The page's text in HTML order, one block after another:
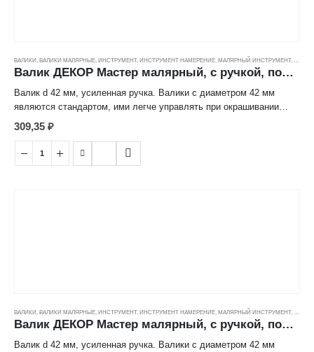
ВАЛИКИ ВАЛИКИ МАЛЯРНЫЕ ИНСТРУМЕНТ, ИНСТРУМЕНТ НАМЕРЕНИЕ МАЛЯРНЫЙ ИНСТРУМЕНТ,
Валик ДЕКОР Мастер малярный, с ручкой, полиамид (12/42/8мм) (180мм)
Валик d 42 мм, усиленная ручка. Валики с диаметром 42 мм
являются стандартом, ими легче управлять при окрашивании
поверхностей. Полиамид подходит для шероховатых
поверхностей, алкидных, акриловых, латексных красок.
309,35 ₽
ВАЛИКИ ВАЛИКИ МАЛЯРНЫЕ ИНСТРУМЕНТ, ИНСТРУМЕНТ НАМЕРЕНИЕ МАЛЯРНЫЙ ИНСТРУМЕНТ,
Валик ДЕКОР Мастер малярный, с ручкой, полиамид (12/42/8мм) (240мм)
Валик d 42 мм, усиленная ручка. Валики с диаметром 42 мм